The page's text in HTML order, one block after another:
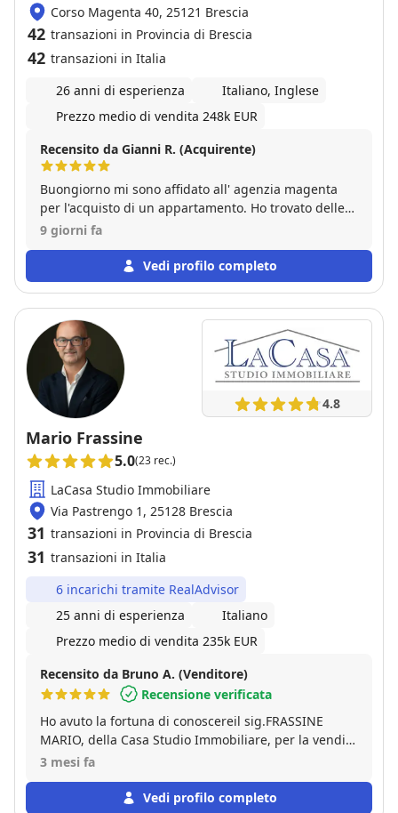
Corso Magenta 40, 25121 Brescia
42 transazioni in Provincia di Brescia
42 transazioni in Italia
26 anni di esperienza
Italiano, Inglese
Prezzo medio di vendita 248k EUR
Recensito da Gianni R. (Acquirente)
Buongiorno mi sono affidato all' agenzia magenta
per l'acquisto di un appartamento. Ho trovato delle
persone competenti e professionali,specialmente
seguito passo passo in tutta la procedura fino al
rogito.
9 giorni fa
Vedi profilo completo
4.8
Mario Frassine
5.0(23 rec.)
LaCasa Studio Immobiliare
Via Pastrengo 1, 25128 Brescia
31 transazioni in Provincia di Brescia
31 transazioni in Italia
6 incarichi tramite RealAdvisor
25 anni di esperienza
Italiano
Prezzo medio di vendita 235k EUR
Recensito da Bruno A. (Venditore)
Recensione verificata
Ho avuto la fortuna di conoscereil sig.FRASSINE
MARIO, della Casa Studio Immobiliare, per la vendita
del mio immobile. PERSONA CHE SIN DA SUBITO mi
seria,sincera,trasparente e professionalità, potrei
3 mesi fa
Vedi profilo completo